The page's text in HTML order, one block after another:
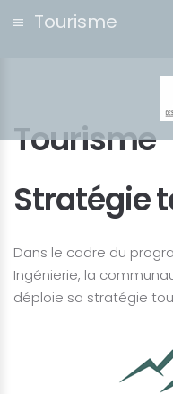
Tourisme
Tourisme
Stratégie
Dans le cadre du
Ingénierie, la
déploie sa stratégie